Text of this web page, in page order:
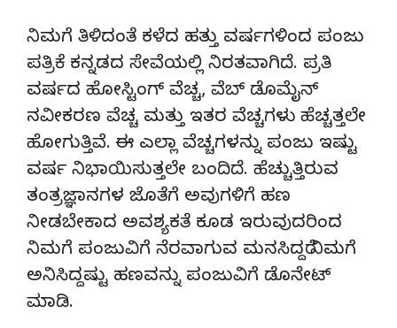
ನಿಮಗೆ ತಿಳಿದಂತೆ ಕಳೆದ ಹತ್ತು ವರ್ಷಗಳಿಂದ ಪಂಜು
ಪತ್ರಿಕೆ ಕನ್ನಡದ ಸೇವೆಯಲ್ಲಿ ನಿರತವಾಗಿದೆ. ಪ್ರತಿ
ವರ್ಷದ ಹೋಸ್ಟಿಂಗ್‌ ವೆಚ್ಚ, ವೆಬ್‌ ಡೊಮೈನ್‌
ನವೀಕರಣ ವೆಚ್ಚ ಮತ್ತು ಇತರ ವೆಚ್ಚಗಳು ಹೆಚ್ಚತ್ತಲೇ
ಹೋಗುತ್ತಿವೆ. ಈ ಎಲ್ಲಾ ವೆಚ್ಚಗಳನ್ನು ಪಂಜು ಇಷ್ಟು
ವರ್ಷ ನಿಭಾಯಿಸುತ್ತಲೇ ಬಂದಿದೆ. ಹೆಚ್ಚುತ್ತಿರುವ
ತಂತ್ರಜ್ಞಾನಗಳ ಜೊತೆಗೆ ಅವುಗಳಿಗೆ ಹಣ
ನೀಡಬೇಕಾದ ಅವಶ್ಯಕತೆ ಕೂಡ ಇರುವುದರಿಂದ
ನಿಮಗೆ ಪಂಜುವಿಗೆ ನೆರವಾಗುವ ಮನಸಿದ್ದರೆ ನಿಮಗೆ
ಅನಿಸಿದ್ದಷ್ಟು ಹಣವನ್ನು ಪಂಜುವಿಗೆ ಡೊನೇಟ್‌
ಮಾಡಿ.